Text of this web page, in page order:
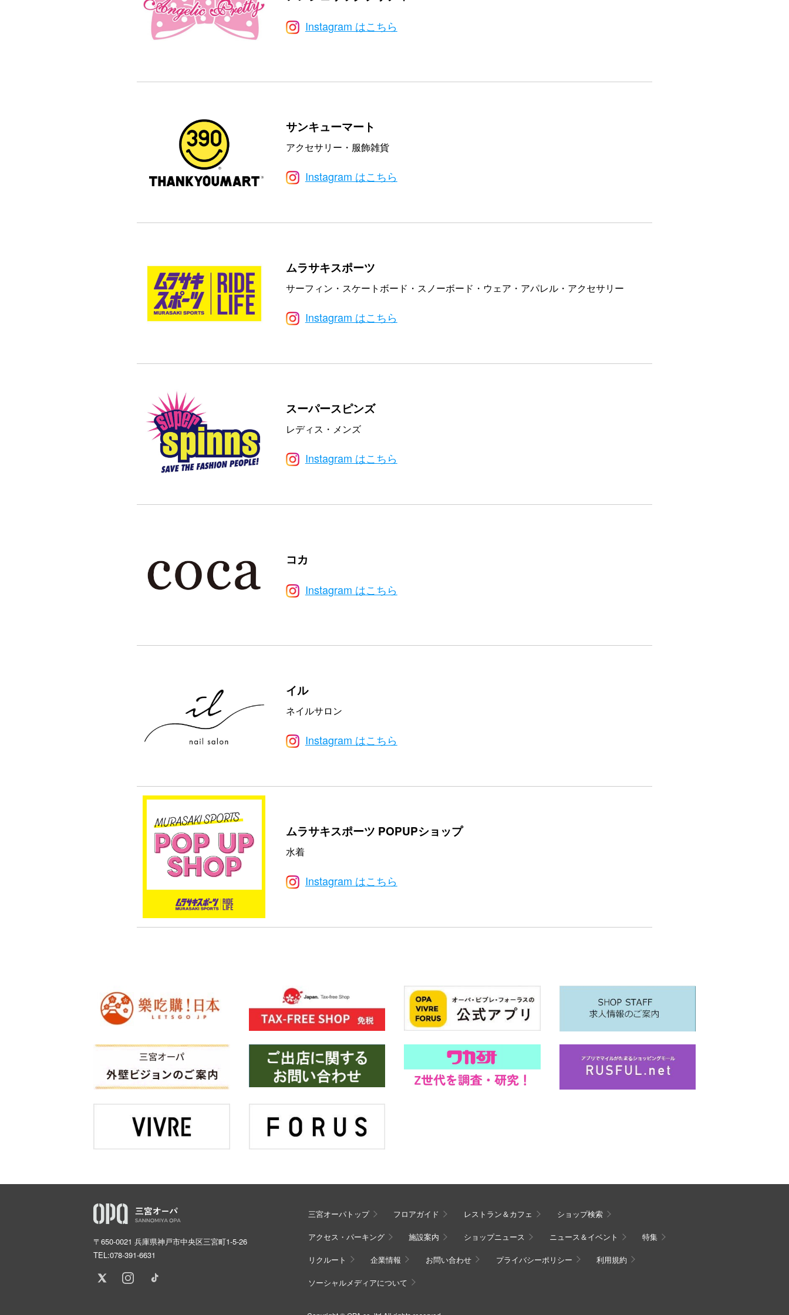
Instagram はこちら
サンキューマート
アクセサリー・服飾雑貨
Instagram はこちら
ムラサキスポーツ
サーフィン・スケートボード・スノーボード・ウェア・アパレル・アクセサリー
Instagram はこちら
スーパースピンズ
レディス・メンズ
Instagram はこちら
コカ
Instagram はこちら
イル
ネイルサロン
Instagram はこちら
ムラサキスポーツ POPUPショップ
水着
Instagram はこちら
〒650-0021 兵庫県神戸市中央区三宮町1-5-26
TEL:078-391-6631
三宮オーパトップ フロアガイド レストラン＆カフェ ショップ検索
アクセス・パーキング 施設案内 ショップニュース ニュース＆イベント 特集
リクルート 企業情報 お問い合わせ プライバシーポリシー 利用規約
ソーシャルメディアについて